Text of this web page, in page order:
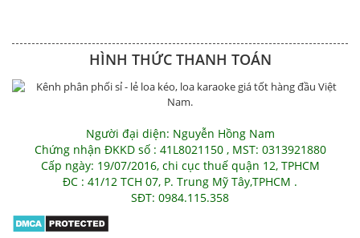
HÌNH THỨC THANH TOÁN
Người đại diện: Nguyễn Hồng Nam
Chứng nhận ĐKKD số : 41L8021150 , MST: 0313921880
Cấp ngày: 19/07/2016, chi cục thuế quận 12, TPHCM
ĐC : 41/12 TCH 07, P. Trung Mỹ Tây,TPHCM .
SĐT: 0984.115.358